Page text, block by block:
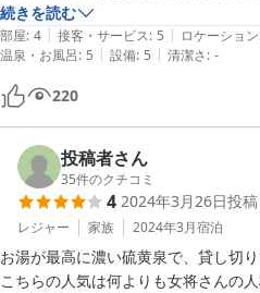
の込んだ料理もありとても美味しかっ
またリピートします。
続きを読む
部屋: 4 | 接客・サービス: 5 | ロケーション
温泉・お風呂: 5 | 設備: 5 | 清潔さ: -
220
投稿者さん
35件のクチコミ
4 2024年3月26日投稿
レジャー 家族 2024年3月宿泊
お湯が最高に濃い硫黄泉で、貸し切
こちらの人気は何よりも女将さんの